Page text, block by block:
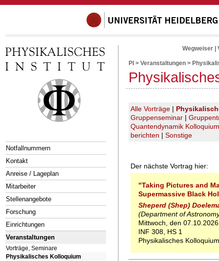
Notfallnummern
Kontakt
Anreise / Lageplan
Mitarbeiter
Stellenangebote
Forschung
Einrichtungen
Veranstaltungen
Vorträge, Seminare
Physikalisches Kolloquium
Wegweiser
PI > Veranstaltungen >
Alle Vorträge |
Gruppenseminar |
Quantendynamik Kolloquium
berichten | Sonstige
Der nächste Vortrag hier:
"Taking Pictures and
Supermassive Black
Sheperd (Shep)
(Department of
Mittwoch, den
INF 308, HS 1
Physikalisches Kolloquium